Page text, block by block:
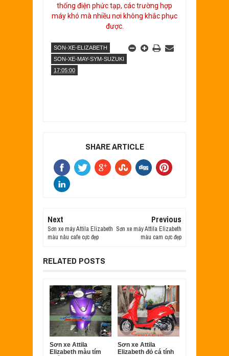
thống điện phức tạp, các trường hợp
máy khó mà nhiều nơi không khắc phục
được.
SON-XE-ELIZABETH
SON-XE-MAY-SYM-SUZUKI
17:05:00
SHARE ARTICLE
Next
Sơn xe máy Attila Elizabeth
màu nâu cafe cực đẹp
Previous
Sơn xe máy Attila Elizabeth
màu cam cực đẹp
RELATED POSTS
Sơn xe Attila
Elizabeth màu tím
Sơn xe Attila
Elizabeth đỏ cá tính